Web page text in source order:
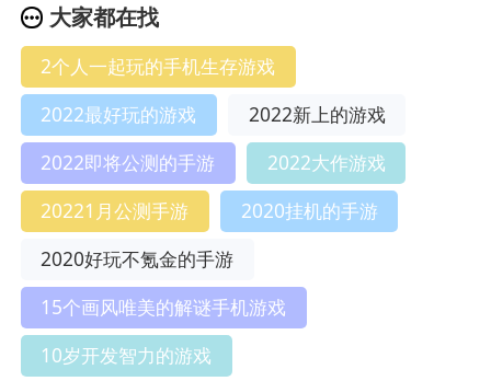
大家都在找
2个人一起玩的手机生存游戏
2022最好玩的游戏
2022新上的游戏
2022即将公测的手游
2022大作游戏
20221月公测手游
2020挂机的手游
2020好玩不氪金的手游
15个画风唯美的解谜手机游戏
10岁开发智力的游戏